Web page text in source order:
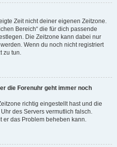
Zeit nicht deiner eigenen Zeitzone.
Bereich“ die für dich passende
Die Zeitzone kann dabei nur
Wenn du noch nicht registriert
zu tun.
die Forenuhr geht immer noch
richtig eingestellt hast und die
des Servers vermutlich falsch.
er das Problem beheben kann.